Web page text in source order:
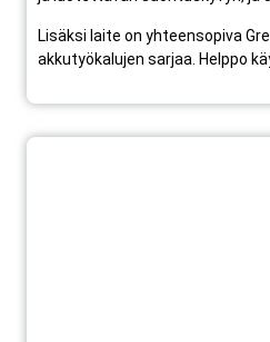
Lisäksi laite on yhteensopiva
akkutyökalujen sarjaa. Helppo